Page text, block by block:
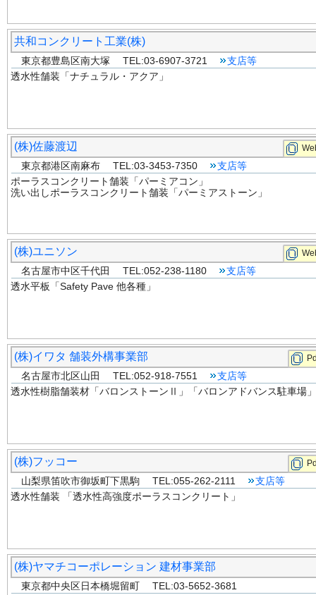
共和コンクリート工業(株)
東京都豊島区南大塚 TEL:03-6907-3721
支店等
透水性舗装「ナチュラル・アクア」
(株)佐藤渡辺
東京都港区南麻布 TEL:03-3453-7350
支店等
ポーラスコンクリート舗装「パーミアコン」
洗い出しポーラスコンクリート舗装「パーミアストーン」
(株)ユニソン
名古屋市中区千代田 TEL:052-238-1180
支店等
透水平板「Safety Pave 他各種」
(株)イワタ 舗装外構事業部
名古屋市北区山田 TEL:052-918-7551
支店等
透水性樹脂舗装材「バロンストーンⅡ」「バロンアドバンス駐車場」
(株)フッコー
山梨県笛吹市御坂町下黒駒 TEL:055-262-2111
支店等
透水性舗装 「透水性高強度ポーラスコンクリート」
(株)ヤマチコーポレーション 建材事業部
東京都中央区日本橋堀留町 TEL:03-5652-3681